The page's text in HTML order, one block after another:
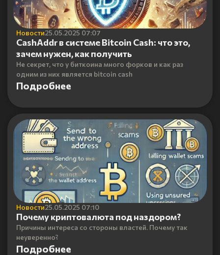
Новости25.05.2025 07:07
CashAddr в системе Bitcoin Cash: что это,
зачем нужен, как получить
Не секрет, что у биткоина много форков и как раз
одним из них является bitcoin cash
Подробнее
Новости25.05.2025 07:10
Почему криптовалюта под наздором?
Причины интереса со стороны властей. Почему так
неуверенно?
Подробнее